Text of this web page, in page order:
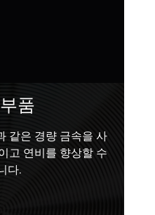
품
같은 경량 금속을 사
고 연비를 향상할 수
다.